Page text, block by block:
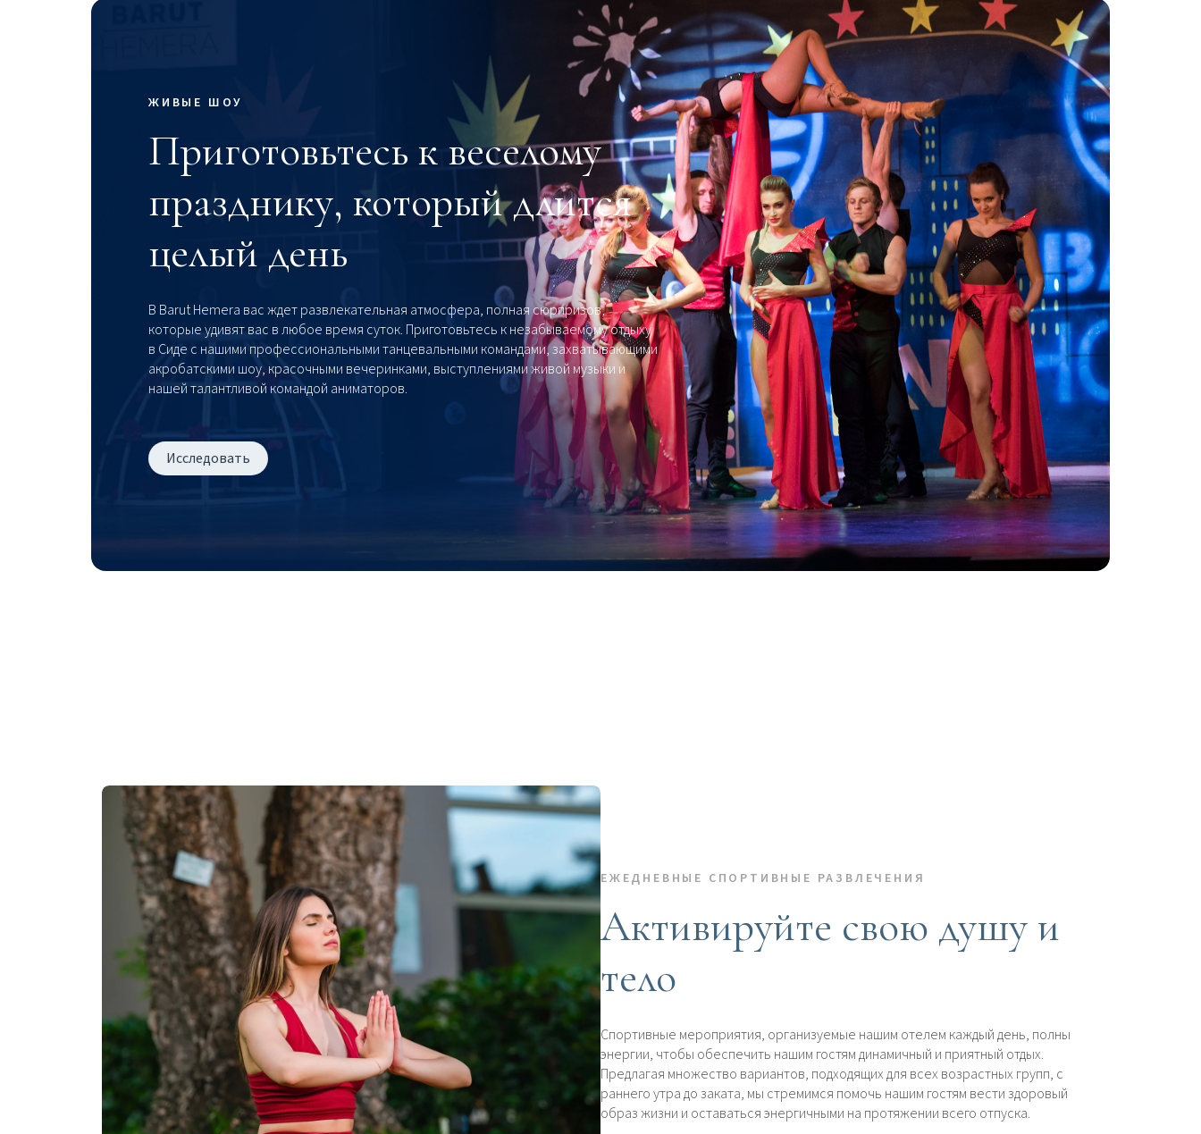
ЖИВЫЕ ШОУ
Приготовьтесь к веселому
празднику, который длится
целый день
В Barut Hemera вас ждет развлекательная атмосфера, полная сюрпризов,
которые удивят вас в любое время суток. Приготовьтесь к незабываемому отдыху
в Сиде с нашими профессиональными танцевальными командами, захватывающими
акробатскими шоу, красочными вечеринками, выступлениями живой музыки и
нашей талантливой командой аниматоров.
Исследовать
ЕЖЕДНЕВНЫЕ СПОРТИВНЫЕ РАЗВЛЕЧЕНИЯ
Активируйте свою душу и
тело
Спортивные мероприятия, организуемые нашим отелем каждый день, полны
энергии, чтобы обеспечить нашим гостям динамичный и приятный отдых.
Предлагая множество вариантов, подходящих для всех возрастных групп, с
раннего утра до заката, мы стремимся помочь нашим гостям вести здоровый
образ жизни и оставаться энергичными на протяжении всего отпуска.